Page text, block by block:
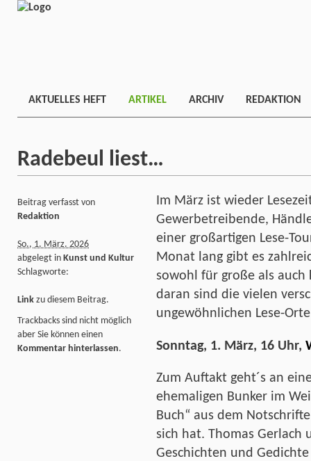
AKTUELLES HEFT ARTIKEL ARCHIV REDAKTION
Radebeul liest…
Im März ist wieder
Gewerbetreibende,
einer großartigen Lese-
Monat lang gibt es
sowohl für große als auch
daran sind die vielen
ungewöhnlichen Lese-
Sonntag, 1. März, 16 Uhr,
Zum Auftakt geht´s an
ehemaligen Bunker im
Buch“ aus dem
sich hat. Thomas Gerlach
Geschichten und
Beitrag verfasst von
Redaktion
So., 1. März. 2026
abgelegt in Kunst und Kultur
Schlagworte:
Link zu diesem Beitrag.
Trackbacks sind nicht möglich
aber Sie können einen
Kommentar hinterlassen.